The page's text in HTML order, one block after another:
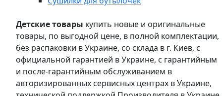
Детские товары купить новые и оригинальные
товары, по выгодной цене, в полной комплектации,
без распаковки в Украине, со склада в г. Киев, с
официальной гарантией в Украине, с гарантийным
и после-гарантийным обслуживанием в
авторизированных сервисных центрах в Украине,